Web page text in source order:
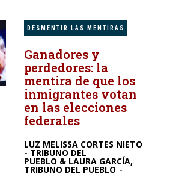
DESMENTIR LAS MENTIRAS
Ganadores y
perdedores: la
mentira de que los
inmigrantes votan
en las elecciones
federales
LUZ MELISSA CORTES NIETO
- TRIBUNO DEL
PUEBLO & LAURA GARCÍA,
TRIBUNO DEL PUEBLO -